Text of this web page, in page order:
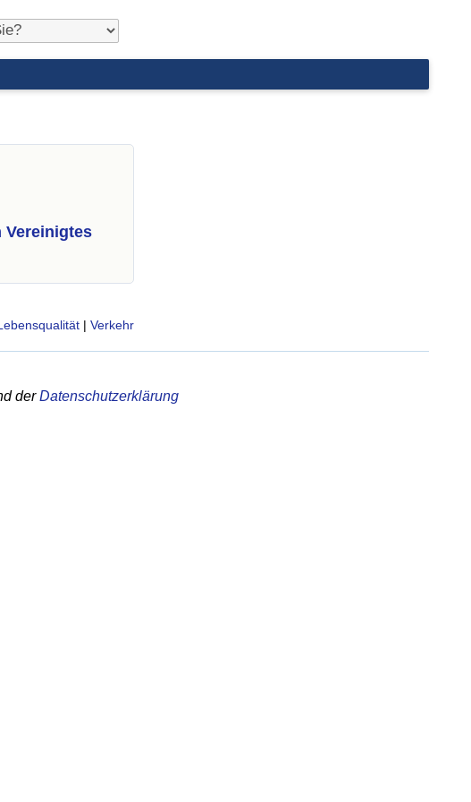
Vereinigtes
| Verkehr
derDatenschutzerklärung